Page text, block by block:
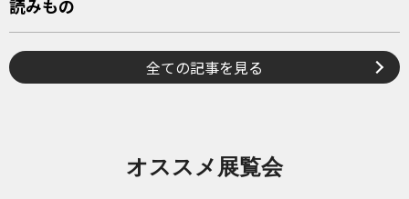
読みもの
全ての記事を見る
オススメ展覧会